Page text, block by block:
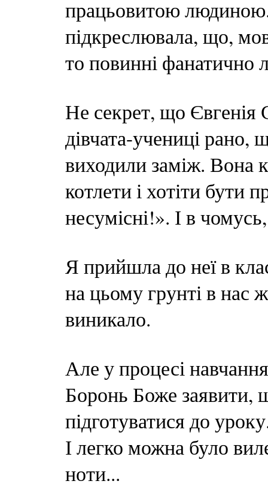
працьовитою
підкреслювала, що,
то повинні
Не секрет, що Євгенія
дівчата-учениці рано,
виходили заміж. Вона
котлети і хотіти бути
несумісні!». І в
Я прийшла до неї в
на цьому грунті в нас
виникало.
Але у процесі
Боронь Боже заявити,
підготуватися до
І легко можна було
ноти...